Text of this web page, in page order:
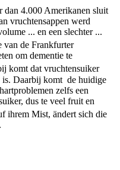
dan 4.000 Amerikanen sluit
vruchtensappen werd
... en een slechter ...
van de Frankfurter
om dementie te
komt dat vruchtensuiker
is. Daarbij komt de huidige
zelfs een
dus te veel fruit en
ihrem Mist, ändert sich die